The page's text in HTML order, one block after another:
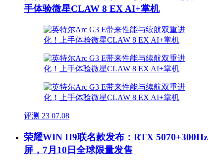
手体验微星CLAW 8 EX AI+掌机
评测 23 07.08
荣耀WIN H9联名款发布：RTX 5070+300Hz
屏，7月10日全球限量发售